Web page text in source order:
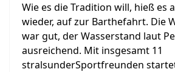
Wie es die Tradition will, hieß es
wieder, auf zur Barthefahrt. Die
war gut, der Wasserstand laut
ausreichend. Mit insgesamt 11
stralsunderSportfreunden